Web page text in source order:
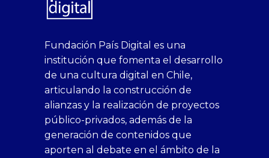
1xbet
canlı
casino
siteleri
bedava
bonus
veren
siteler
siteleri
deneme
bonusu
Sikis
siteleri
bonusu
veren
siteler
casino
siteleri
1win
xslot
sahabet
giriş
1xbet
giriş
bonusu
veren
siteler
deneme
bonusu
Deneme
bonusu
veren
escort
casino
siteleri
bonusu
bahis
siteleri
Hot
Couple
xxx
homemade
porn
on
webcam
Cumshots
yenigiris.com
Giriş
bonusu
veren
siteler
deneme
bonusu
veren
siteler
Fundación País Digital es una
institución que fomenta el desarrollo
de una cultura digital en Chile,
articulando la construcción de
alianzas y la realización de proyectos
público-privados, además de la
generación de contenidos que
aporten al debate en el ámbito de la